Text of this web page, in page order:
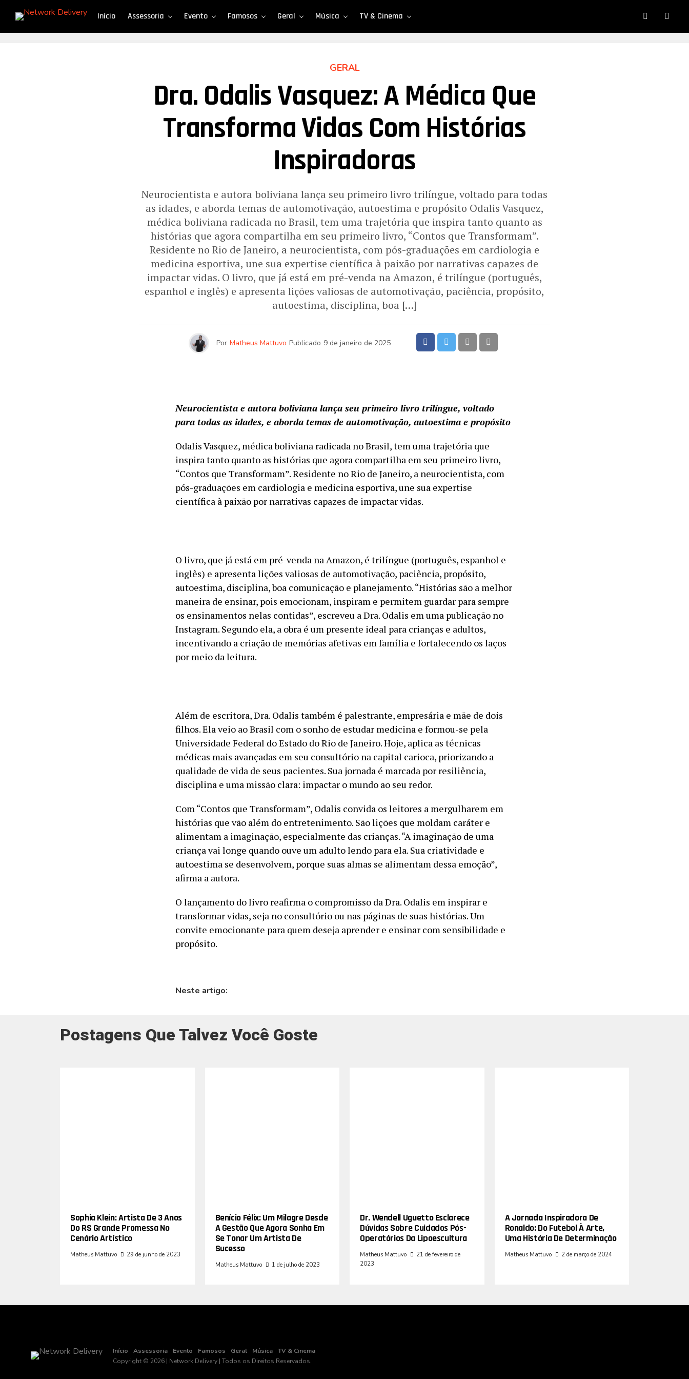
Início Assessoria Evento Famosos Geral Música TV & Cinema
GERAL
Dra. Odalis Vasquez: A Médica Que
Transforma Vidas Com Histórias
Inspiradoras
Neurocientista e autora boliviana lança seu primeiro livro trilíngue, voltado para todas
as idades, e aborda temas de automotivação, autoestima e propósito Odalis Vasquez,
médica boliviana radicada no Brasil, tem uma trajetória que inspira tanto quanto as
histórias que agora compartilha em seu primeiro livro, “Contos que Transformam”.
Residente no Rio de Janeiro, a neurocientista, com pós-graduações em cardiologia e
medicina esportiva, une sua expertise científica à paixão por narrativas capazes de
impactar vidas. O livro, que já está em pré-venda na Amazon, é trilíngue (português,
espanhol e inglês) e apresenta lições valiosas de automotivação, paciência, propósito,
autoestima, disciplina, boa […]
Por Matheus Mattuvo Publicado 9 de janeiro de 2025
Neurocientista e autora boliviana lança seu primeiro livro trilíngue, voltado
para todas as idades, e aborda temas de automotivação, autoestima e propósito
Odalis Vasquez, médica boliviana radicada no Brasil, tem uma trajetória que
inspira tanto quanto as histórias que agora compartilha em seu primeiro livro,
“Contos que Transformam”. Residente no Rio de Janeiro, a neurocientista, com
pós-graduações em cardiologia e medicina esportiva, une sua expertise
científica à paixão por narrativas capazes de impactar vidas.
O livro, que já está em pré-venda na Amazon, é trilíngue (português, espanhol e
inglês) e apresenta lições valiosas de automotivação, paciência, propósito,
autoestima, disciplina, boa comunicação e planejamento. “Histórias são a melhor
maneira de ensinar, pois emocionam, inspiram e permitem guardar para sempre
os ensinamentos nelas contidas”, escreveu a Dra. Odalis em uma publicação no
Instagram. Segundo ela, a obra é um presente ideal para crianças e adultos,
incentivando a criação de memórias afetivas em família e fortalecendo os laços
por meio da leitura.
Além de escritora, Dra. Odalis também é palestrante, empresária e mãe de dois
filhos. Ela veio ao Brasil com o sonho de estudar medicina e formou-se pela
Universidade Federal do Estado do Rio de Janeiro. Hoje, aplica as técnicas
médicas mais avançadas em seu consultório na capital carioca, priorizando a
qualidade de vida de seus pacientes. Sua jornada é marcada por resiliência,
disciplina e uma missão clara: impactar o mundo ao seu redor.
Com “Contos que Transformam”, Odalis convida os leitores a mergulharem em
histórias que vão além do entretenimento. São lições que moldam caráter e
alimentam a imaginação, especialmente das crianças. “A imaginação de uma
criança vai longe quando ouve um adulto lendo para ela. Sua criatividade e
autoestima se desenvolvem, porque suas almas se alimentam dessa emoção”,
afirma a autora.
O lançamento do livro reafirma o compromisso da Dra. Odalis em inspirar e
transformar vidas, seja no consultório ou nas páginas de suas histórias. Um
convite emocionante para quem deseja aprender e ensinar com sensibilidade e
propósito.
Neste artigo:
Postagens Que Talvez Você Goste
Sophia Klein: Artista De 3 Anos
Do RS Grande Promessa No
Cenário Artístico
Matheus Mattuvo 29 de junho de 2023
Benício Félix: Um Milagre Desde
A Gestão Que Agora Sonha Em
Se Tonar Um Artista De
Sucesso
Matheus Mattuvo 1 de julho de 2023
Dr. Wendell Uguetto Esclarece
Dúvidas Sobre Cuidados Pós-
Operatórios Da Lipoescultura
Matheus Mattuvo
21 de fevereiro de
2023
A Jornada Inspiradora De
Ronaldo: Do Futebol À Arte,
Uma História De Determinação
Matheus Mattuvo 2 de março de 2024
Início Assessoria Evento Famosos Geral Música
TV & Cinema
Copyright © 2026 | Network Delivery | Todos os Direitos Reservados.